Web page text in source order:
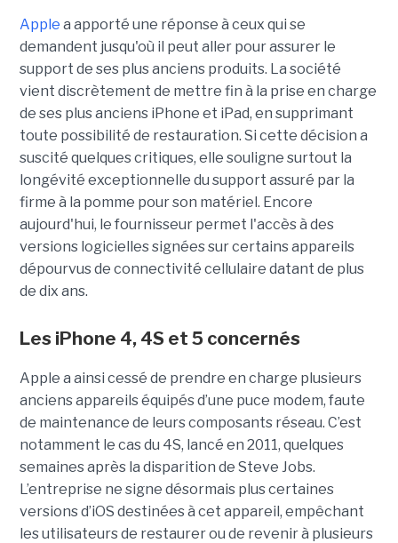
Apple a apporté une réponse à ceux qui se
demandent jusqu'où il peut aller pour assurer le
support de ses plus anciens produits. La société
vient discrètement de mettre fin à la prise en charge
de ses plus anciens iPhone et iPad, en supprimant
toute possibilité de restauration. Si cette décision a
suscité quelques critiques, elle souligne surtout la
longévité exceptionnelle du support assuré par la
firme à la pomme pour son matériel. Encore
aujourd'hui, le fournisseur permet l'accès à des
versions logicielles signées sur certains appareils
dépourvus de connectivité cellulaire datant de plus
de dix ans.
Les iPhone 4, 4S et 5 concernés
Apple a ainsi cessé de prendre en charge plusieurs
anciens appareils équipés d’une puce modem, faute
de maintenance de leurs composants réseau. C’est
notamment le cas du 4S, lancé en 2011, quelques
semaines après la disparition de Steve Jobs.
L’entreprise ne signe désormais plus certaines
versions d’iOS destinées à cet appareil, empêchant
les utilisateurs de restaurer ou de revenir à plusieurs